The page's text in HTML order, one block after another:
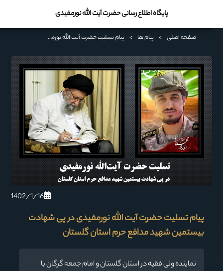
پایگاه اطلاع رسانی حضرت آیت الله نورمفیدی
صفحه اصلی > پیام ها > پیام تسلیت حضرت آیت الله نورمفیدی در پی شهادت بیستمین شهید مدافع حرم استان گلستان
1402/1/16
پیام تسلیت حضرت آیت الله نورمفیدی در پی شهادت
بیستمین شهید مدافع حرم استان گلستان
نماینده ولی فقیه در استان گلستان و امام جمعه گرگان با